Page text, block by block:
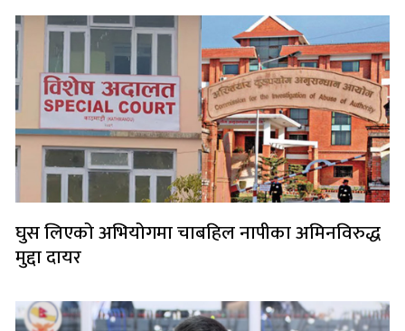
घुस लिएको अभियोगमा चाबहिल नापीका अमिनविरुद्ध
मुद्दा दायर